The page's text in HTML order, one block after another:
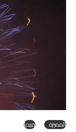
المميزة ميديا